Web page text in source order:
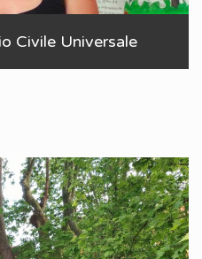
Civile Universale